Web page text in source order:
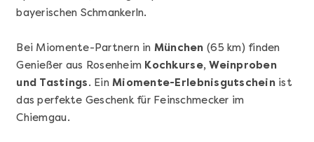
bayerischen Schmankerln.
Bei Miomente-Partnern in München (65 km) finden
Genießer aus Rosenheim Kochkurse, Weinproben
und Tastings. EinMiomente-Erlebnisgutscheinist
das perfekte Geschenk für Feinschmecker im
Chiemgau.